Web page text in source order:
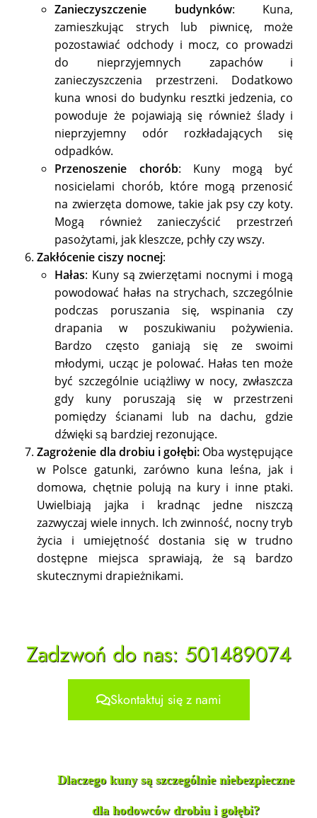
Zanieczyszczenie budynków: Kuna,
zamieszkując strych lub piwnicę, może
pozostawiać odchody i mocz, co prowadzi
do nieprzyjemnych zapachów i
zanieczyszczenia przestrzeni. Dodatkowo
kuna wnosi do budynku resztki jedzenia, co
powoduje że pojawiają się również ślady i
nieprzyjemny odór rozkładających się
odpadków.
Przenoszenie chorób: Kuny mogą być
nosicielami chorób, które mogą przenosić
na zwierzęta domowe, takie jak psy czy koty.
Mogą również zanieczyścić przestrzeń
pasożytami, jak kleszcze, pchły czy wszy.
Zakłócenie ciszy nocnej:
Hałas: Kuny są zwierzętami nocnymi i mogą
powodować hałas na strychach, szczególnie
podczas poruszania się, wspinania czy
drapania w poszukiwaniu pożywienia.
Bardzo często ganiają się ze swoimi
młodymi, ucząc je polować. Hałas ten może
być szczególnie uciążliwy w nocy, zwłaszcza
gdy kuny poruszają się w przestrzeni
pomiędzy ścianami lub na dachu, gdzie
dźwięki są bardziej rezonujące.
Zagrożenie dla drobiu i gołębi:Oba występujące
w Polsce gatunki, zarówno kuna leśna, jak i
domowa, chętnie polują na kury i inne ptaki.
Uwielbiają jajka i kradnąc jedne niszczą
zazwyczaj wiele innych. Ich zwinność, nocny tryb
życia i umiejętność dostania się w trudno
dostępne miejsca sprawiają, że są bardzo
skutecznymi drapieżnikami.
Zadzwoń do nas: 501489074
Skontaktuj się z nami
Dlaczego kuny są szczególnie niebezpieczne
dla hodowców drobiu i gołębi?